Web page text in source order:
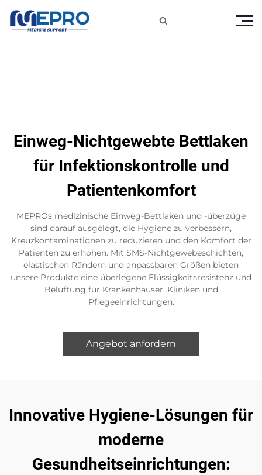

Einweg-Nichtgewebte Bettlaken
für Infektionskontrolle und
Patientenkomfort
MEPROs medizinische Einweg-Bettlaken und -überzüge
sind darauf ausgelegt, die Hygiene zu verbessern,
Kreuzkontaminationen zu reduzieren und den Komfort der
Patienten zu erhöhen. Mit SMS-Nichtgewebeschichten,
elastischen Rändern und anpassbaren Größen bieten
unsere Produkte eine überlegene Flüssigkeitsresistenz und
Belüftung für Krankenhäuser, Kliniken und
Pflegeeinrichtungen.
Angebot anfordern
Innovative Hygiene-Lösungen für
moderne
Gesundheitseinrichtungen: